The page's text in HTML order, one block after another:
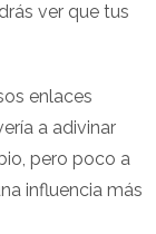
ver que tus
enlaces
a adivinar
pero poco a
influencia más